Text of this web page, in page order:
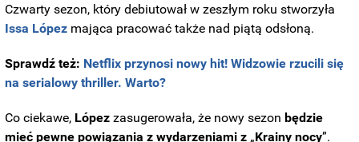
Czwarty sezon, który debiutował w zeszłym roku stworzyła
Issa López mająca pracować także nad piątą odsłoną.
Sprawdź też: Netflix przynosi nowy hit! Widzowie rzucili się
na serialowy thriller. Warto?
Co ciekawe, Lópezzasugerowała, że nowy sezon będzie
mieć pewne powiązania z wydarzeniami z „Krainy nocy”.